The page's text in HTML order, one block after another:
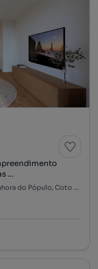
...
Rua da Praça de Touros, Nossa Senhora do Pópulo, Coto e São Gregório, Caldas da Rainha, Leiria